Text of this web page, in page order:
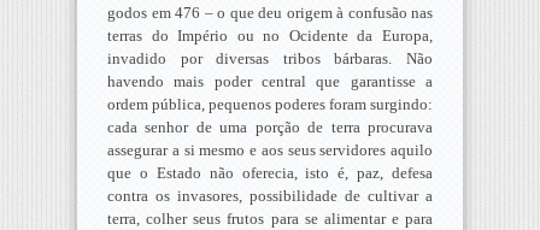
godos em 476 – o que deu origem à confusão nas
terras do Império ou no Ocidente da Europa,
invadido por diversas tribos bárbaras. Não
havendo mais poder central que garantisse a
ordem pública, pequenos poderes foram surgindo:
cada senhor de uma porção de terra procurava
assegurar a si mesmo e aos seus servidores aquilo
que o Estado não oferecia, isto é, paz, defesa
contra os invasores, possibilidade de cultivar a
terra, colher seus frutos para se alimentar e para